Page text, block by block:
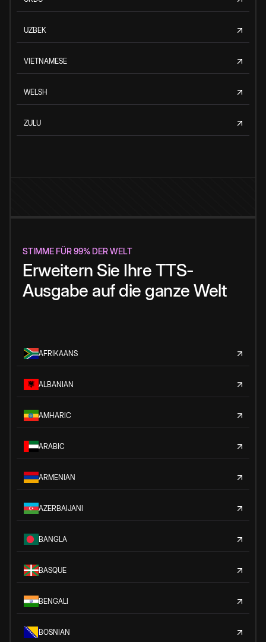
UZBEK
VIETNAMESE
WELSH
ZULU
STIMME FÜR 99% DER WELT
Erweitern Sie Ihre TTS-
Ausgabe auf die ganze Welt
AFRIKAANS
ALBANIAN
AMHARIC
ARABIC
ARMENIAN
AZERBAIJANI
BANGLA
BASQUE
BENGALI
BOSNIAN